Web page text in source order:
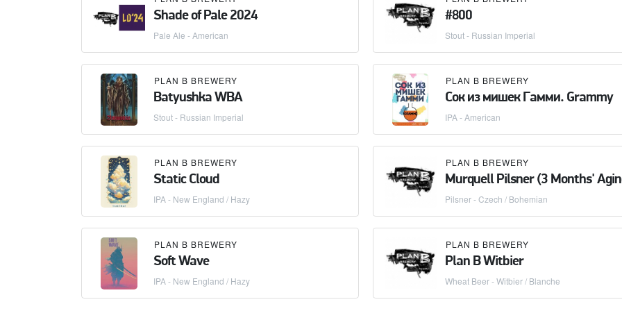
Shade of Pale 2024
Pale Ale - American
#800
Stout - Russian Imperial
PLAN B BREWERY
Batyushka WBA
Stout - Russian Imperial
PLAN B BREWERY
Сок из мишек Гамми. Grammy
IPA - American
PLAN B BREWERY
Static Cloud
IPA - New England / Hazy
PLAN B BREWERY
Murquell Pilsner (3 Months'
Pilsner - Czech / Bohemian
PLAN B BREWERY
Soft Wave
IPA - New England / Hazy
PLAN B BREWERY
Plan B Witbier
Wheat Beer - Witbier / Blanche